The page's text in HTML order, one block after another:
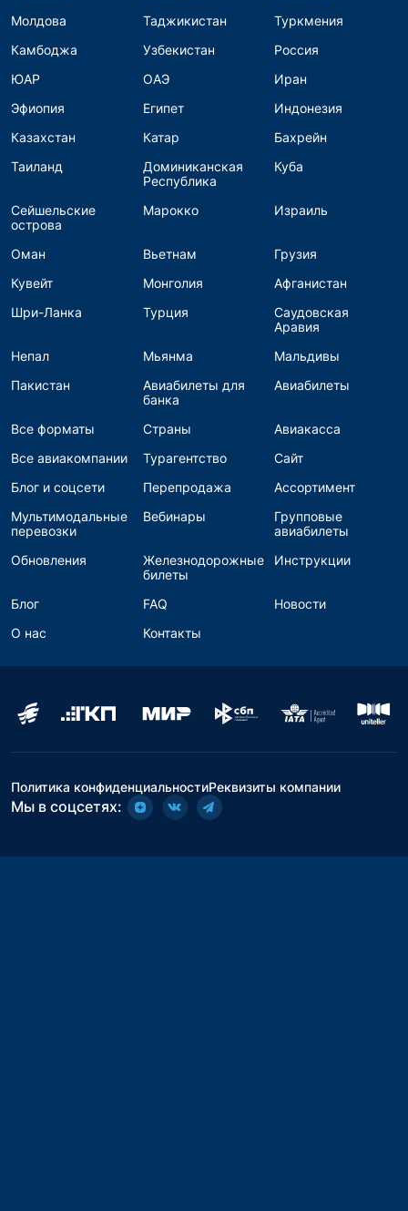
Молдова
Таджикистан
Туркмения
Камбоджа
Узбекистан
Россия
ЮАР
ОАЭ
Иран
Эфиопия
Египет
Индонезия
Казахстан
Катар
Бахрейн
Таиланд
Доминиканская
Республика
Куба
Сейшельские
острова
Марокко Израиль
Оман Вьетнам
Грузия
Кувейт
Монголия
Афганистан
Шри-Ланка
Турция
Саудовская
Аравия
Непал
Мьянма
Мальдивы
Пакистан
Авиабилеты для
банка
Авиабилеты
Все форматы Страны
Авиакасса
Все авиакомпании
Турагентство
Сайт
Блог и соцсети
Перепродажа
Ассортимент
Мультимодальные
перевозки
Вебинары
Групповые
авиабилеты
Обновления
Железнодорожные
билеты
Инструкции
Блог FAQ
Новости
О нас
Контакты
Политика конфиденциальностиРеквизиты компании
Мы в соцсетях: